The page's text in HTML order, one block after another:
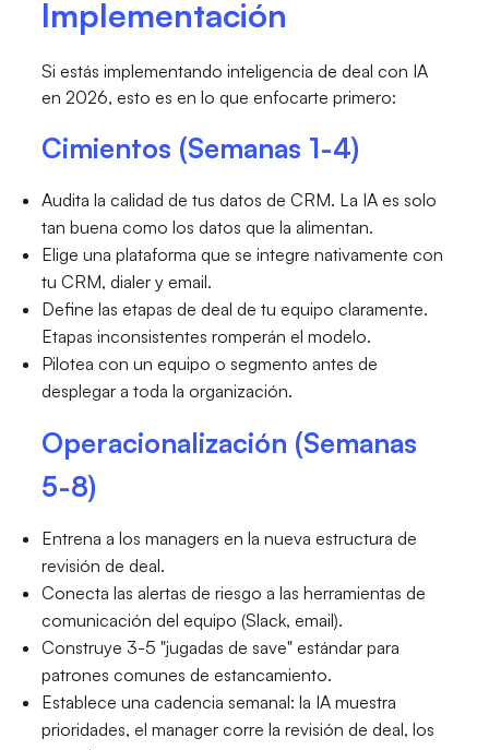
Implementación
Si estás implementando inteligencia de deal con IA
en 2026, esto es en lo que enfocarte primero:
Cimientos (Semanas 1-4)
Audita la calidad de tus datos de CRM. La IA es solo
tan buena como los datos que la alimentan.
Elige una plataforma que se integre nativamente con
tu CRM, dialer y email.
Define las etapas de deal de tu equipo claramente.
Etapas inconsistentes romperán el modelo.
Pilotea con un equipo o segmento antes de
desplegar a toda la organización.
Operacionalización (Semanas
5-8)
Entrena a los managers en la nueva estructura de
revisión de deal.
Conecta las alertas de riesgo a las herramientas de
comunicación del equipo (Slack, email).
Construye 3-5 "jugadas de save" estándar para
patrones comunes de estancamiento.
Establece una cadencia semanal: la IA muestra
prioridades, el manager corre la revisión de deal, los